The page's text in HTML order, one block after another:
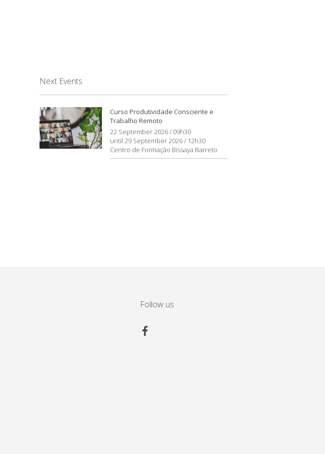
Next Events
Curso Produtividade Consciente e
Trabalho Remoto
22 September 2026 / 09h30
until 29 September 2026 / 12h30
Centro de Formação Bissaya Barreto
Follow us